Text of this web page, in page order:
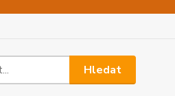
Hledat